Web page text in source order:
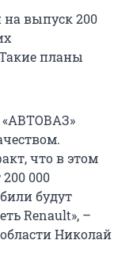
на выпуск 200
планы
«АВТОВАЗ»
что в этом
000
будут
Renault», –
Николай